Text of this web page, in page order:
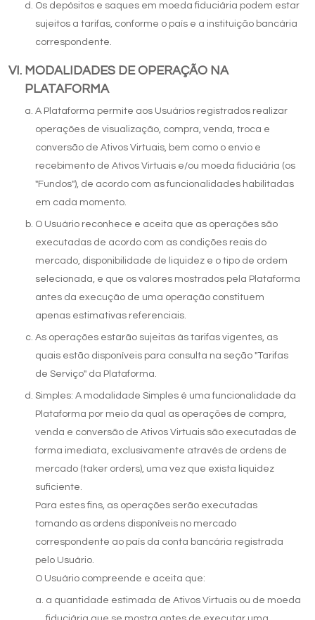
Idioma
Os depósitos e saques em moeda fiduciária podem estar
sujeitos a tarifas, conforme o país e a instituição bancária
correspondente.
MODALIDADES DE OPERAÇÃO NA
PLATAFORMA
A Plataforma permite aos Usuários registrados realizar
operações de visualização, compra, venda, troca e
conversão de Ativos Virtuais, bem como o envio e
recebimento de Ativos Virtuais e/ou moeda fiduciária (os
"Fundos"), de acordo com as funcionalidades habilitadas
em cada momento.
O Usuário reconhece e aceita que as operações são
executadas de acordo com as condições reais do
mercado, disponibilidade de liquidez e o tipo de ordem
selecionada, e que os valores mostrados pela Plataforma
antes da execução de uma operação constituem
apenas estimativas referenciais.
As operações estarão sujeitas às tarifas vigentes, as
quais estão disponíveis para consulta na seção "Tarifas
de Serviço" da Plataforma.
Simples: A modalidade Simples é uma funcionalidade da
Plataforma por meio da qual as operações de compra,
venda e conversão de Ativos Virtuais são executadas de
forma imediata, exclusivamente através de ordens de
mercado (taker orders), uma vez que exista liquidez
suficiente.
Para estes fins, as operações serão executadas
tomando as ordens disponíveis no mercado
correspondente ao país da conta bancária registrada
pelo Usuário.
O Usuário compreende e aceita que:
a quantidade estimada de Ativos Virtuais ou de moeda